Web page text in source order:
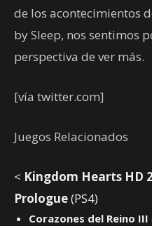
de los acontecimientos
by Sleep, nos sentimos
perspectiva de ver más.
[vía twitter.com]
Juegos Relacionados
< Kingdom Hearts HD
Prologue(PS4)
Corazones del Reino III